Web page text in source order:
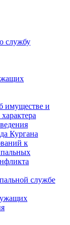
службу
имуществе и
Кургана
к
службе